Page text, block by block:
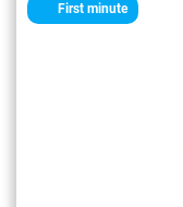
First minute